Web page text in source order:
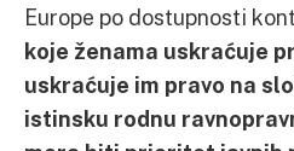
Europe po dostupnosti
koje ženama uskraćuje
uskraćuje im pravo na
istinsku rodnu